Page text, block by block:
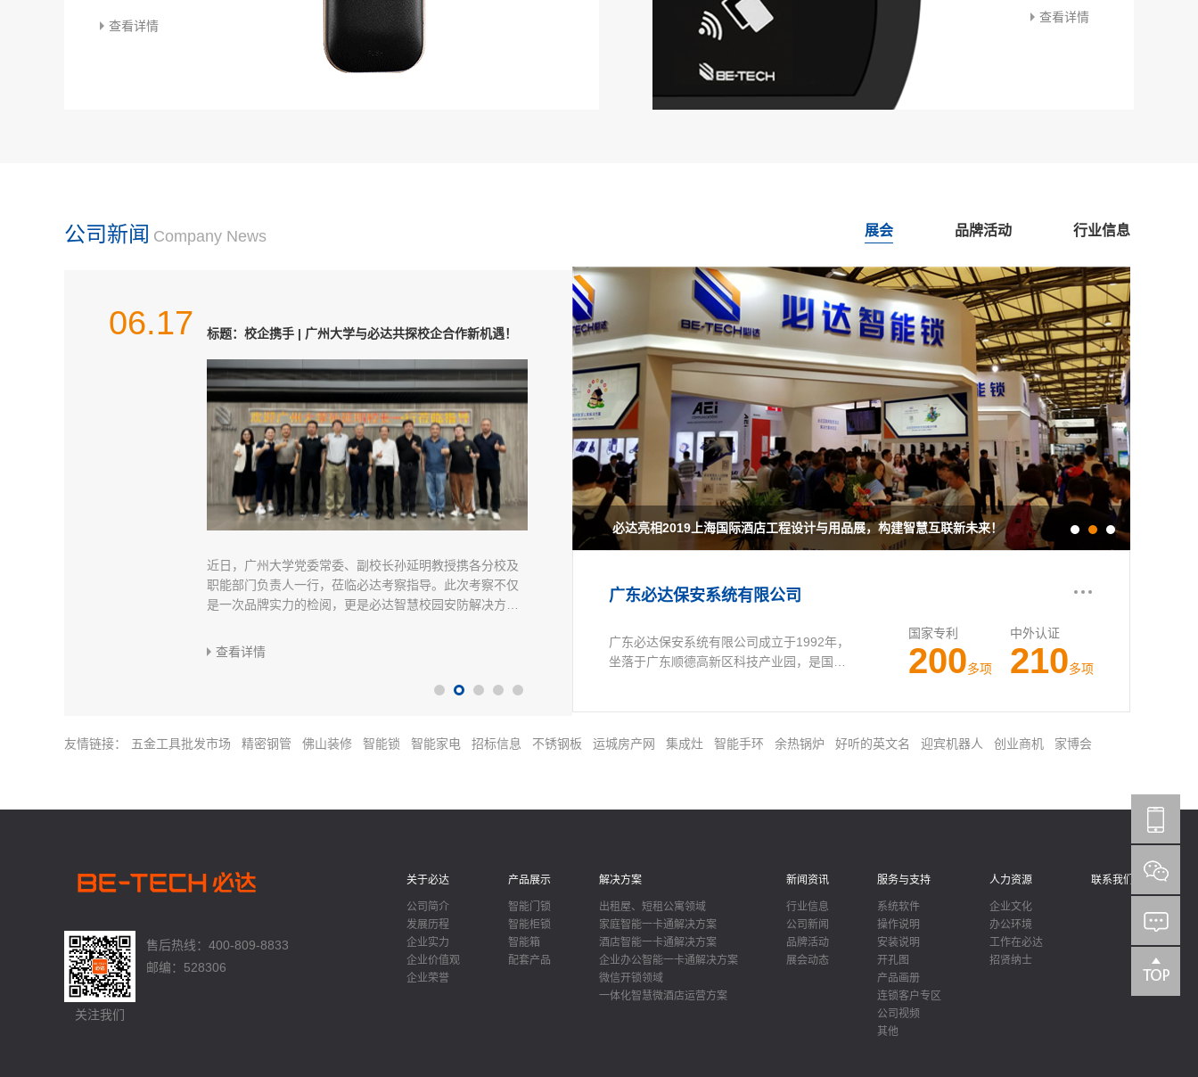
查看详情
查看详情
公司新闻 Company News
09.05 这里，可能是中国第一把电子密码锁的诞生地
它可能是我们中国的第一把电子密码门锁。1992年，我们
注册成立了必达电子锁厂，开始研发和批量生产电子锁，
现在的各种智能锁，都是在这把电子锁的基础上逐步改进
查看详情
06.17
深度赋能 |必达携手洲际酒店集团，以智慧安防体系重塑智
2026年6月11日，洲际酒店集团（IHG Hotels & Resorts）
旗下全球领先的中高端精选服务品牌——智选假日酒店
06.17 标题：校企携手 | 广州大学与必达共探校企合作新机遇！
近日，广州大学党委常委、副校长孙延明教授携各分校及
职能部门负责人一行，莅临必达考察指导。此次考察不仅
是一次品牌实力的检阅，更是必达智慧校园安防解决方案
查看详情
04.22
广交会圆满收官 | 必达以研发纵深与产品全场景覆盖，定
2026年4月，广州 —— 第139届中国进出口商品交易会
（广交会）于近日落下帷幕。作为连续多年参展的智慧酒
08.12
【共鉴】智选假日酒店 5.0「破晓」发布，必达智能锁强势
2025 年 5 月 15 日，洲际酒店集团旗下智选假日酒店于上
海盛大发布其全新5.0版本—“破晓”。此次升级顺应了消费
09.05 这里，可能是中国第一把电子密码锁的诞生地
它可能是我们中国的第一把电子密码门锁。1992年，我们
注册成立了必达电子锁厂，开始研发和批量生产电子锁，
现在的各种智能锁，都是在这把电子锁的基础上逐步改进
查看详情
06.17
深度赋能 |必达携手洲际酒店集团，以智慧安防体系重塑智
2026年6月11日，洲际酒店集团（IHG Hotels & Resorts）
旗下全球领先的中高端精选服务品牌——智选假日酒店
展会 品牌活动 行业信息
必达亮相第六届中国国际智慧酒店展览会 必达亮相2019上海国际酒店工程设计与用品展，构建智慧互联新未来！
广东必达保安系统有限公司
广东必达保安系统有限公司成立于1992年，
坐落于广东顺德高新区科技产业园，是国内
立以来，坚持以产品品质为先，共获得80多
国家专利
200多项
中外认证
210多项
友情链接： 五金工具批发市场 精密钢管 佛山装修 智能锁 智能家电 招标信息 不锈钢板 运城房产网 集成灶 智能手环 余热锅炉 好听的英文名 迎宾机器人 创业商机 家博会
关注我们
售后热线：400-809-8833
邮编：528306
关于必达
公司简介
发展历程
企业实力
企业价值观
企业荣誉
产品展示
智能门锁
智能柜锁
智能箱
配套产品
解决方案
出租屋、短租公寓领域
家庭智能一卡通解决方案
酒店智能一卡通解决方案
企业办公智能一卡通解决方案
微信开锁领域
一体化智慧微酒店运营方案
新闻资讯
行业信息
公司新闻
品牌活动
展会动态
服务与支持
系统软件
操作说明
安装说明
开孔图
产品画册
连锁客户专区
公司视频
其他
人力资源
企业文化
办公环境
工作在必达
招贤纳士
联系我们